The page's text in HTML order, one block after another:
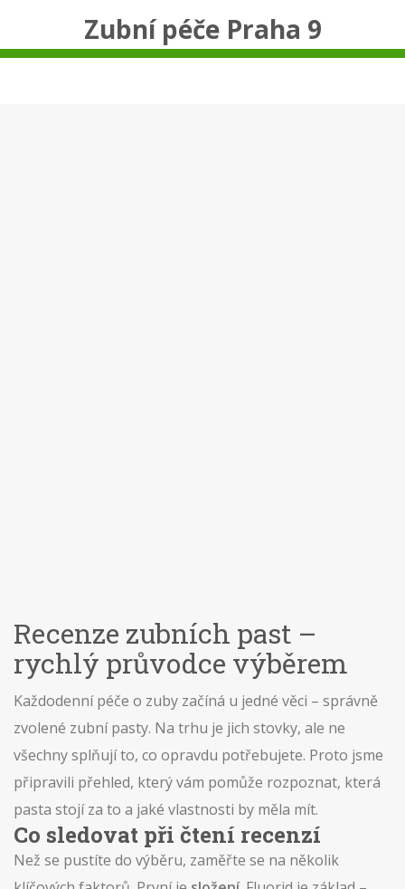
Zubní péče Praha 9
Recenze zubních past –
rychlý průvodce výběrem
Každodenní péče o zuby začíná u jedné věci – správně
zvolené zubní pasty. Na trhu je jich stovky, ale ne
všechny splňují to, co opravdu potřebujete. Proto jsme
připravili přehled, který vám pomůže rozpoznat, která
pasta stojí za to a jaké vlastnosti by měla mít.
Co sledovat při čtení recenzí
Než se pustíte do výběru, zaměřte se na několik